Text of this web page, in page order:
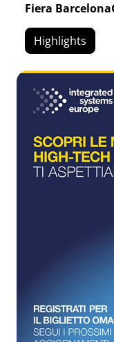
Fiera
Highlights